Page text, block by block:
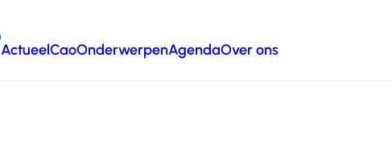
ActueelCaoOnderwerpenAgendaOver ons